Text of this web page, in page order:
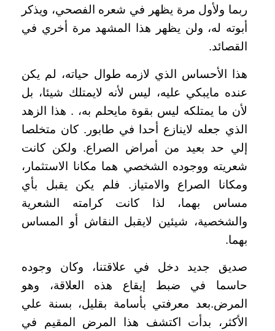
ربما ولأول مرة يظهر في شعره الفصحي، ويذكر
أبوته له، ولن يظهر هذا المشهد مرة أخري في
القصائد.
هذا الأحساس الذي لازمه طوال حياته، لم يكن
عنده مايبكي عليه، ليس لأنه لايمتلك شيئا، بل
لأن ما يمتلكه ليس بقوة مايحلم به، . هذا الزهد
الذي جعله لاينازع أحدا في طابور. كان متخلصا
إلي حد بعيد من أمراض الصراع. ولكن كانت
شعريته ووجوده الشخصي هما مكانا الاستثمار،
ومكانا الصراع والامتياز. فلم يكن يقبل بأي
مساس بهما، لذا كانت كرامته الشعرية
والشخصية، شيئين لايقبل النقاش أو المساس
بهما.
صديق جديد دخل في علاقتنا، وكان وجوده
حاسما في ضبط إيقاع هذه العلاقة، وهو
المرض.بعد معرفتي بأسامة بقليل، بسنة علي
الأكثر، بدأت اكتشف هذا المرض المقيم في